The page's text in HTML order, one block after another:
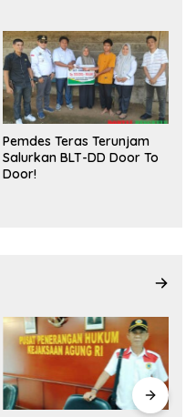
Pemdes Teras Terunjam
Salurkan BLT-DD Door To
Door!